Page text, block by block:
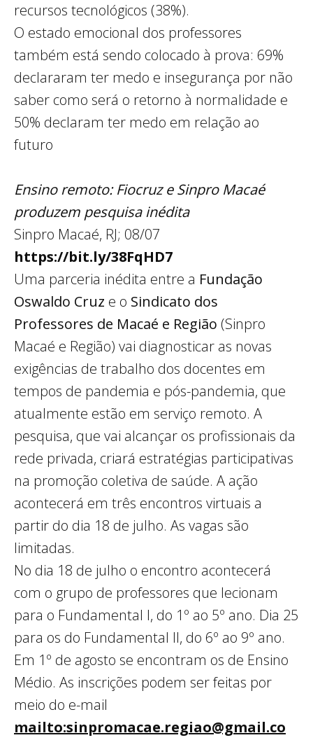
recursos tecnológicos (38%).
O estado emocional dos professores
também está sendo colocado à prova: 69%
declararam ter medo e insegurança por não
saber como será o retorno à normalidade e
50% declaram ter medo em relação ao
futuro
Ensino remoto: Fiocruz e Sinpro Macaé
produzem pesquisa inédita
Sinpro Macaé, RJ; 08/07
https://bit.ly/38FqHD7
Uma parceria inédita entre a Fundação
Oswaldo Cruz e o Sindicato dos
Professores de Macaé e Região (Sinpro
Macaé e Região) vai diagnosticar as novas
exigências de trabalho dos docentes em
tempos de pandemia e pós-pandemia, que
atualmente estão em serviço remoto. A
pesquisa, que vai alcançar os profissionais da
rede privada, criará estratégias participativas
na promoção coletiva de saúde. A ação
acontecerá em três encontros virtuais a
partir do dia 18 de julho. As vagas são
limitadas.
No dia 18 de julho o encontro acontecerá
com o grupo de professores que lecionam
para o Fundamental I, do 1º ao 5º ano. Dia 25
para os do Fundamental II, do 6º ao 9º ano.
Em 1º de agosto se encontram os de Ensino
Médio. As inscrições podem ser feitas por
meio do e-mail
mailto:sinpromacae.regiao@gmail.co